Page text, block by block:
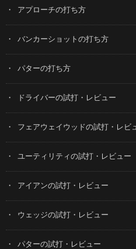
アプローチの打ち方
バンカーショットの打ち方
パターの打ち方
ドライバーの試打・レビュー
フェアウェイウッドの試打・レビ
ユーティリティの試打・レビュー
アイアンの試打・レビュー
ウェッジの試打・レビュー
パターの試打・レビュー